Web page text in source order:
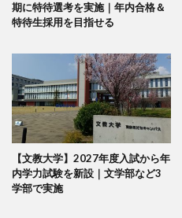
期に特待選考を実施｜年内合格＆
特待生採用を目指せる
【文教大学】2027年度入試から年
内学力試験を新設｜文学部など3
学部で実施